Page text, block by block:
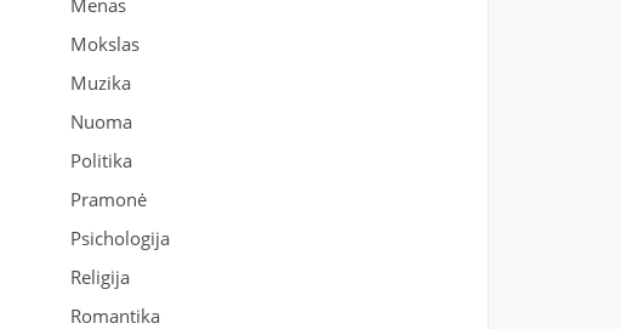
Menas
Mokslas
Muzika
Nuoma
Politika
Pramonė
Psichologija
Religija
Romantika